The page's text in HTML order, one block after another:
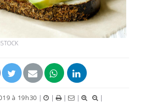
à 19h30 | | | |
|